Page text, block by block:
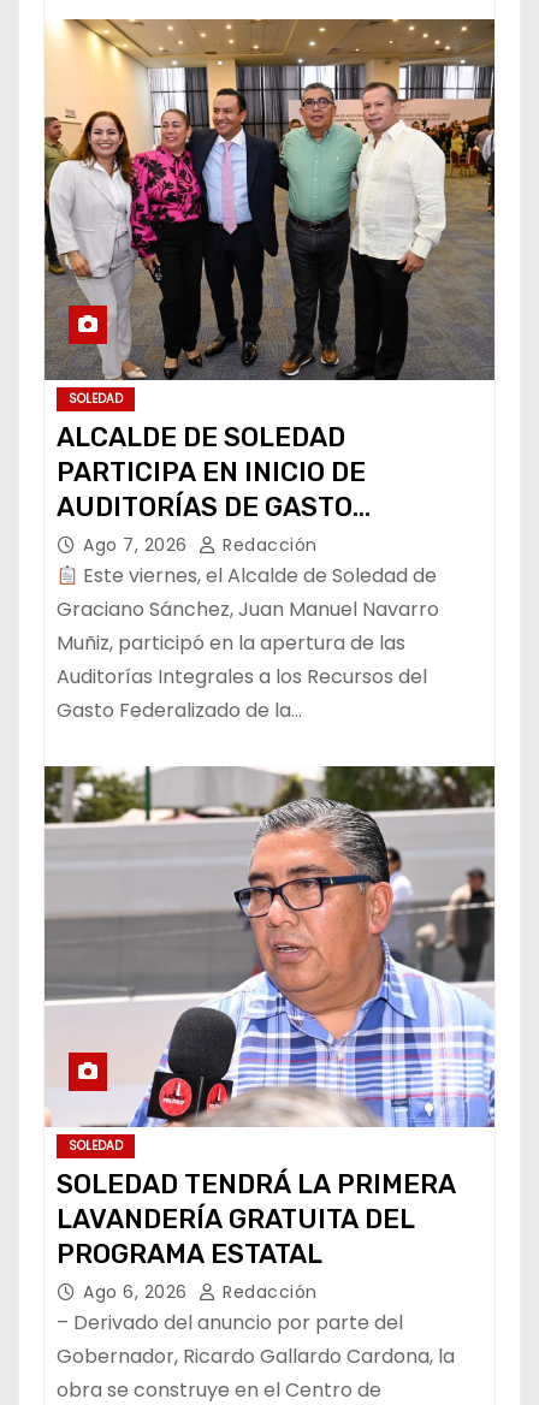
SOLEDAD
ALCALDE DE SOLEDAD
PARTICIPA EN INICIO DE
AUDITORÍAS DE GASTO
FEDERALIZADO
Ago 7, 2026 Redacción
Este viernes, el Alcalde de Soledad de
Graciano Sánchez, Juan Manuel Navarro
Muñiz, participó en la apertura de las
Auditorías Integrales a los Recursos del
Gasto Federalizado de la…
SOLEDAD
SOLEDAD TENDRÁ LA PRIMERA
LAVANDERÍA GRATUITA DEL
PROGRAMA ESTATAL
Ago 6, 2026 Redacción
– Derivado del anuncio por parte del
Gobernador, Ricardo Gallardo Cardona, la
obra se construye en el Centro de